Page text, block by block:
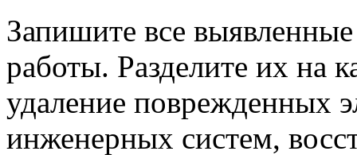
Запишите все
работы. Разделите их на
удаление поврежденных
инженерных систем,